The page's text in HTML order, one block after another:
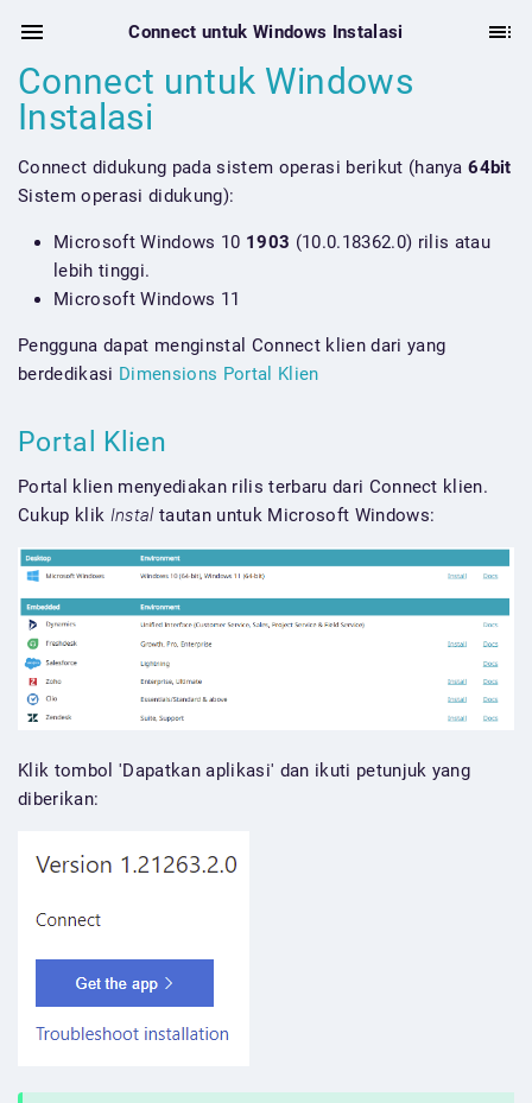
Connect untuk Windows Instalasi
Connect untuk Windows
Instalasi
Connect didukung pada sistem operasi berikut (hanya64bit
Sistem operasi didukung):
Microsoft Windows 10 1903 (10.0.18362.0) rilis atau
lebih tinggi.
Microsoft Windows 11
Pengguna dapat menginstal Connect klien dari yang
berdedikasi Dimensions Portal Klien
Portal Klien
Portal klien menyediakan rilis terbaru dari Connect klien.
Cukup klik Instaltautan untuk Microsoft Windows:
Klik tombol 'Dapatkan aplikasi' dan ikuti petunjuk yang
diberikan: